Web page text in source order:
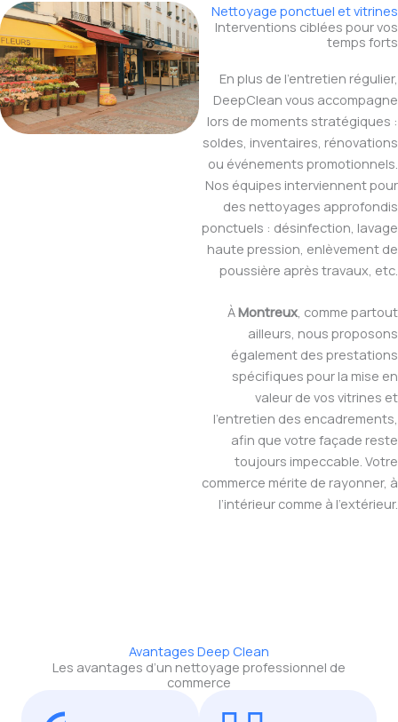
Nettoyage ponctuel et vitrines
Interventions ciblées pour vos
temps forts
En plus de l’entretien régulier,
DeepClean vous accompagne
lors de moments stratégiques :
soldes, inventaires, rénovations
ou événements promotionnels.
Nos équipes interviennent pour
des nettoyages approfondis
ponctuels : désinfection, lavage
haute pression, enlèvement de
poussière après travaux, etc.
ÀMontreux, comme partout
ailleurs, nous proposons
également des prestations
spécifiques pour la mise en
valeur de vos vitrines et
l’entretien des encadrements,
afin que votre façade reste
toujours impeccable. Votre
commerce mérite de rayonner, à
l’intérieur comme à l’extérieur.
Avantages Deep Clean
Les avantages d’un nettoyage professionnel de
commerce